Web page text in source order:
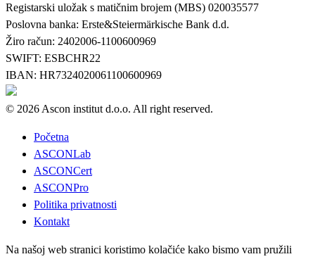
Registarski uložak s matičnim brojem (MBS) 020035577
Poslovna banka: Erste&Steiermärkische Bank d.d.
Žiro račun: 2402006-1100600969
SWIFT: ESBCHR22
IBAN: HR7324020061100600969
© 2026 Ascon institut d.o.o. All right reserved.
Početna
ASCONLab
ASCONCert
ASCONPro
Politika privatnosti
Kontakt
Na našoj web stranici koristimo kolačiće kako bismo vam pružili